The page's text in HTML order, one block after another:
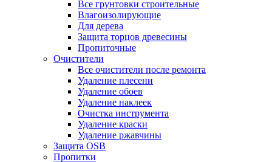
Все грунтовки строительные
Влагоизолирующие
Для дерева
Защита торцов древесины
Пропиточные
Очистители
Все очистители после ремонта
Удаление плесени
Удаление обоев
Удаление наклеек
Очистка инструмента
Удаление краски
Удаление ржавчины
Защита OSB
Пропитки